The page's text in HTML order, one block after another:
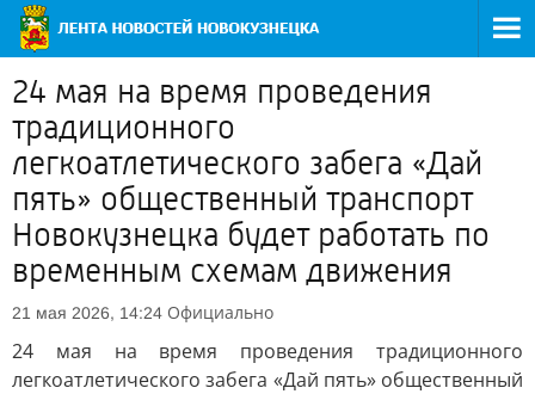
24 мая на время проведения
традиционного
легкоатлетического забега «Дай
пять» общественный транспорт
Новокузнецка будет работать по
временным схемам движения
21 мая 2026, 14:24 Официально
24 мая на время проведения традиционного
легкоатлетического забега «Дай пять» общественный